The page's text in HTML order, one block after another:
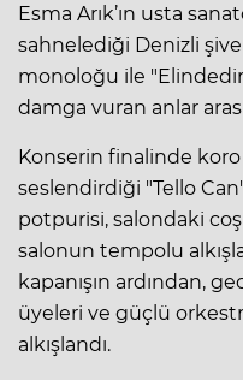
Esma Arık’ın usta
sahnelediği Denizli
monoloğu ile
damga vuran anlar
Konserin finalinde
seslendirdiği "Tello
potpurisi, salondaki
salonun tempolu
kapanışın ardından,
üyeleri ve güçlü
alkışlandı.